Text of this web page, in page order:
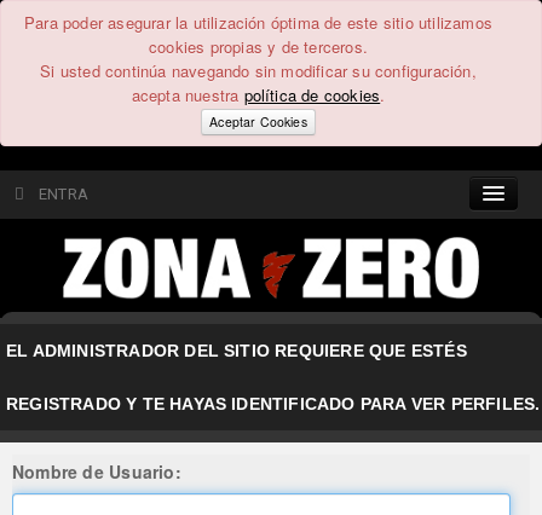
Para poder asegurar la utilización óptima de este sitio utilizamos
cookies propias y de terceros.
Si usted continúa navegando sin modificar su configuración,
acepta nuestra política de cookies.
Aceptar Cookies
ENTRA
CONTENIDO
COMUNIDAD
FEEEDBACK
FOROS
EL ADMINISTRADOR DEL SITIO REQUIERE QUE ESTÉS
REGISTRADO Y TE HAYAS IDENTIFICADO PARA VER PERFILES.
Nombre de Usuario: